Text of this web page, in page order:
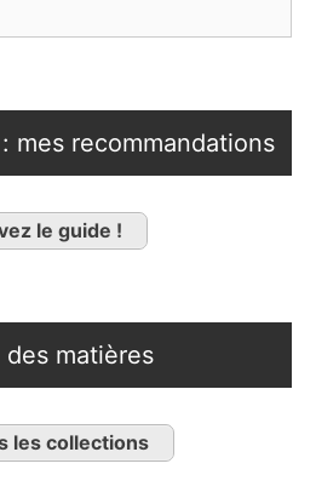
mes recommandations
le guide !
des matières
les collections